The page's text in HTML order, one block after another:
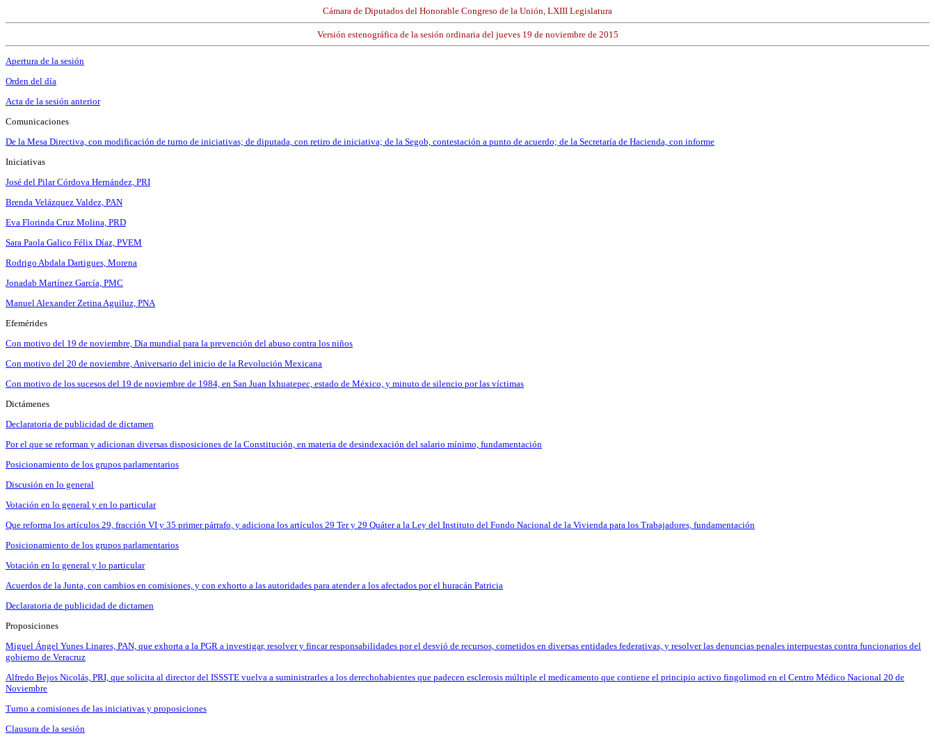
Cámara de Diputados del Honorable Congreso de la Unión, LXIII Legislatura
Versión estenográfica de la sesión ordinaria del jueves 19 de noviembre de 2015
Apertura de la sesión
Orden del día
Acta de la sesión anterior
Comunicaciones
De la Mesa Directiva, con modificación de turno de iniciativas; de diputada, con retiro de iniciativa; de la Segob, contestación a punto de acuerdo; de la Secretaría de Hacienda, con informe
Iniciativas
José del Pilar Córdova Hernández, PRI
Brenda Velázquez Valdez, PAN
Eva Florinda Cruz Molina, PRD
Sara Paola Galico Félix Díaz, PVEM
Rodrigo Abdala Dartigues, Morena
Jonadab Martínez García, PMC
Manuel Alexander Zetina Aguiluz, PNA
Efemérides
Con motivo del 19 de noviembre, Día mundial para la prevención del abuso contra los niños
Con motivo del 20 de noviembre, Aniversario del inicio de la Revolución Mexicana
Con motivo de los sucesos del 19 de noviembre de 1984, en San Juan Ixhuatepec, estado de México, y minuto de silencio por las víctimas
Dictámenes
Declaratoria de publicidad de dictamen
Por el que se reforman y adicionan diversas disposiciones de la Constitución, en materia de desindexación del salario mínimo, fundamentación
Posicionamiento de los grupos parlamentarios
Discusión en lo general
Votación en lo general y en lo particular
Que reforma los artículos 29, fracción VI y 35 primer párrafo, y adiciona los artículos 29 Ter y 29 Quáter a la Ley del Instituto del Fondo Nacional de la Vivienda para los Trabajadores, fundamentación
Posicionamiento de los grupos parlamentarios
Votación en lo general y lo particular
Acuerdos de la Junta, con cambios en comisiones, y con exhorto a las autoridades para atender a los afectados por el huracán Patricia
Declaratoria de publicidad de dictamen
Proposiciones
Miguel Ángel Yunes Linares, PAN, que exhorta a la PGR a investigar, resolver y fincar responsabilidades por el desvió de recursos, cometidos en diversas entidades federativas, y resolver las denuncias penales interpuestas contra funcionarios del
gobierno de Veracruz
Alfredo Bejos Nicolás, PRI, que solicita al director del ISSSTE vuelva a suministrarles a los derechohabientes que padecen esclerosis múltiple el medicamento que contiene el principio activo fingolimod en el Centro Médico Nacional 20 de
Noviembre
Turno a comisiones de las iniciativas y proposiciones
Clausura de la sesión